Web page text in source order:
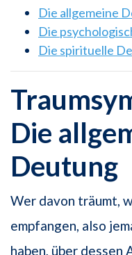
Die allgemeine
Die
Die spirituelle
Die
Deutung
Wer davon träumt,
empfangen, also
haben, über